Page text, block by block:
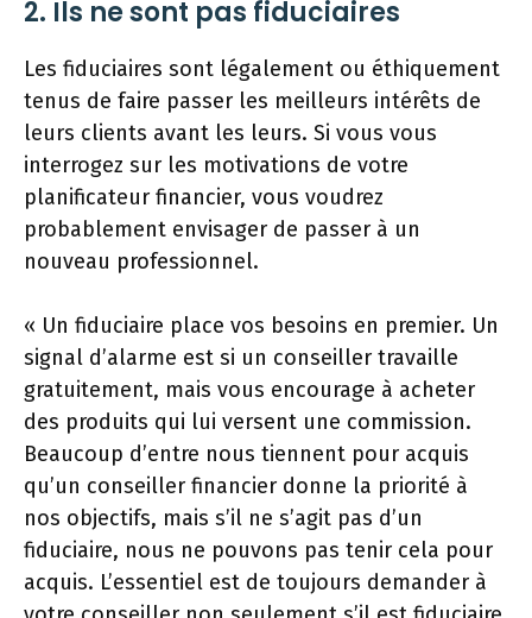
2. Ils ne sont pas fiduciaires
Les fiduciaires sont légalement ou éthiquement
tenus de faire passer les meilleurs intérêts de
leurs clients avant les leurs. Si vous vous
interrogez sur les motivations de votre
planificateur financier, vous voudrez
probablement envisager de passer à un
nouveau professionnel.
« Un fiduciaire place vos besoins en premier. Un
signal d’alarme est si un conseiller travaille
gratuitement, mais vous encourage à acheter
des produits qui lui versent une commission.
Beaucoup d’entre nous tiennent pour acquis
qu’un conseiller financier donne la priorité à
nos objectifs, mais s’il ne s’agit pas d’un
fiduciaire, nous ne pouvons pas tenir cela pour
acquis. L’essentiel est de toujours demander à